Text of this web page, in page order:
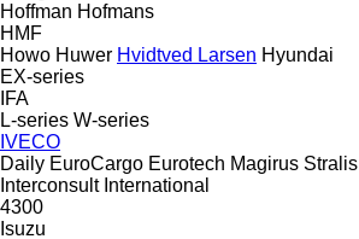
Hoffman Hofmans
HMF
Howo Huwer Hvidtved Larsen Hyundai
EX-series
IFA
L-series W-series
IVECO
Daily EuroCargo Eurotech Magirus Stralis
Interconsult International
4300
Isuzu